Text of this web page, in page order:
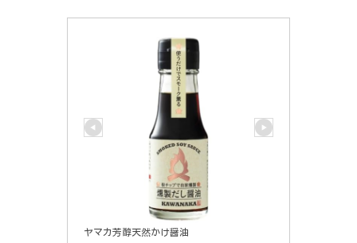
ヤマカ芳醇天然かけ醤油